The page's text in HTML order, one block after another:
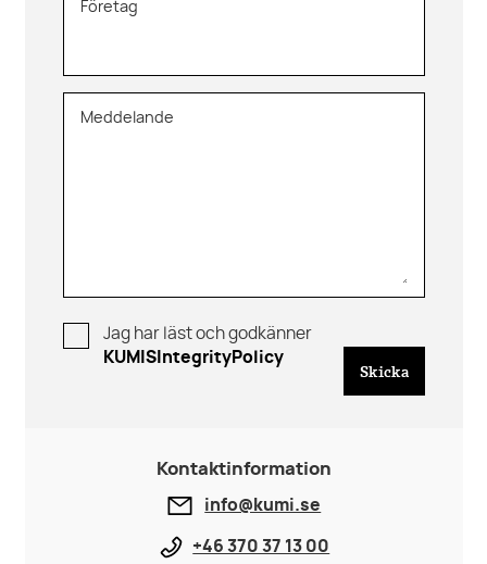
Företag
Meddelande
Jag har läst och godkänner
KUMISIntegrityPolicy
Skicka
Kontaktinformation
info@kumi.se
+46 370 37 13 00